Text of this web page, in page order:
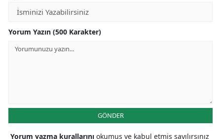
Yorum Yazın (500 Karakter)
GÖNDER
Yorum yazma kurallarını okumuş ve kabul etmiş sayılırsınız